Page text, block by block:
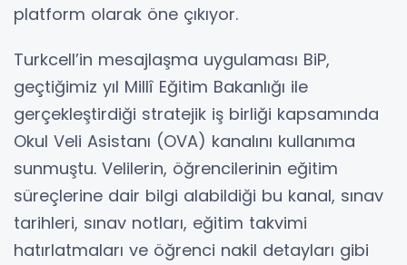
platform olarak öne çıkıyor.
Turkcell’in mesajlaşma uygulaması BiP,
geçtiğimiz yıl Millî Eğitim Bakanlığı ile
gerçekleştirdiği stratejik iş birliği kapsamında
Okul Veli Asistanı (OVA) kanalını kullanıma
sunmuştu. Velilerin, öğrencilerinin eğitim
süreçlerine dair bilgi alabildiği bu kanal, sınav
tarihleri, sınav notları, eğitim takvimi
hatırlatmaları ve öğrenci nakil detayları gibi